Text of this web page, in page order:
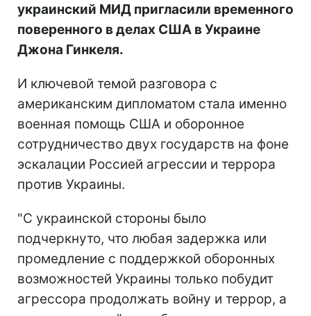
украинский МИД пригласили временного
поверенного в делах США в Украине
Джона Гинкеля.
И ключевой темой разговора с
американским дипломатом стала именно
военная помощь США и оборонное
сотрудничество двух государств на фоне
эскалации Россией агрессии и террора
против Украины.
"С украинской стороны было
подчеркнуто, что любая задержка или
промедление с поддержкой оборонных
возможностей Украины только побудит
агрессора продолжать войну и террор, а